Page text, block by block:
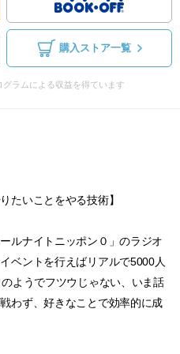
購入ストア一覧
ラムによる収益を得ています
たいことをやる技術】
ルナイトニッポン０」のラジオ
ベントを行えばリアルで5000人
ようでフツウじゃない、いま話
わず、好きなことで効率的に成